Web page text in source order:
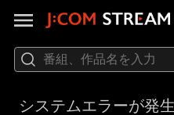
システムエラーが発